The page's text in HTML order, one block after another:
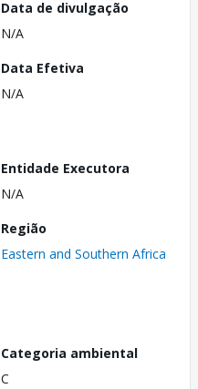
Data de divulgação
N/A
Data Efetiva
N/A
Entidade Executora
N/A
Região
Eastern and Southern Africa
Categoria ambiental
C